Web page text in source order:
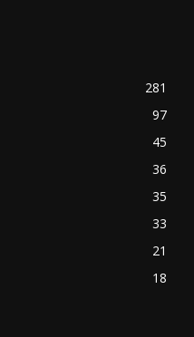
281
97
45
36
35
33
21
18